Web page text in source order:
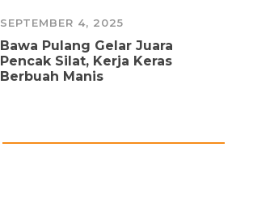
SEPTEMBER 4, 2025
Bawa Pulang Gelar Juara
Pencak Silat, Kerja Keras
Berbuah Manis